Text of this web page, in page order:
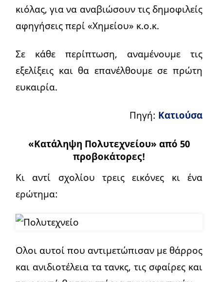
κιόλας, για να αναβιώσουν τις δημοφιλείς
αφηγήσεις περί «Χημείου» κ.ο.κ.
Σε κάθε περίπτωση, αναμένουμε τις
εξελίξεις και θα επανέλθουμε σε πρώτη
ευκαιρία.
Πηγή: Κατιούσα
«Κατάληψη Πολυτεχνείου» από 50
προβοκάτορες!
Κι αντί σχολίου τρεις εικόνες κι ένα
ερώτημα:
Ολοι αυτοί που αντιμετώπισαν με θάρρος
και ανιδιοτέλεια τα τανκς, τις σφαίρες και